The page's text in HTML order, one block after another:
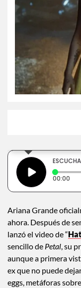
00:00
Ariana Grande
ahora. Después de
lanzó el video de “
sencillo de Petal, su
aunque a primera
ex que no puede
eggs, metáforas